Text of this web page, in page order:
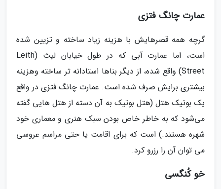
عمارت چانگ فتزی
گرچه همه قصرهایش با هزینه زیاد ساخته و تزیین شده
است، اما عمارت آبی که در طول خیابان لیث (Leith
Street) واقع شده، از دیگر بناها استادانه تر ساخته وهزینه
بیشتری برایش صرف شده است. عمارت چانگ فتزی در واقع
یک بوتیک هتل (هتل بوتیک به آن دسته از هتل هایی گفته
می‌شود که به خاطر خاص بودن سبک هنری و معماری خود
شهره هستند.) است که برای اقامت یا حتی مراسم عروسی
می توان آن را رزرو کرد.
خو کُنگسی